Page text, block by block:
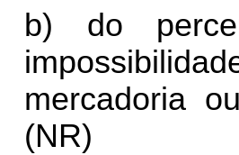
b) do
mercadoria
(NR)